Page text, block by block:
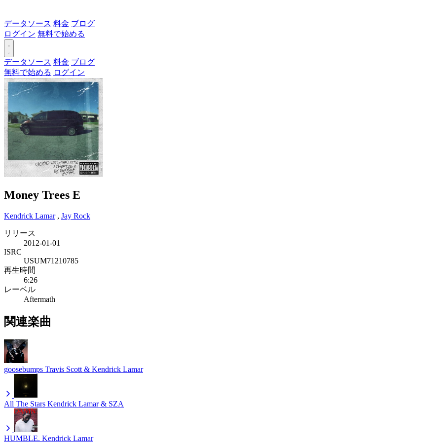
データソース 料金 ブログ
ログイン 無料で始める
データソース 料金 ブログ
無料で始める ログイン
Money Trees E
Kendrick Lamar, Jay Rock
リリース
2012-01-01
ISRC
USUM71210785
再生時間
6:26
レーベル
Aftermath
関連楽曲
goosebumps Travis Scott & Kendrick Lamar
All The Stars Kendrick Lamar & SZA
HUMBLE. Kendrick Lamar